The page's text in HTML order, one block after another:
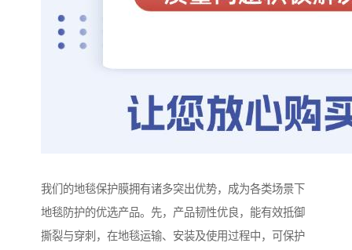
我们的地毯保护膜拥有诸多突出优势，成为各类场景下
地毯防护的优选产品。先，产品韧性优良，能有效抵御
撕裂与穿刺，在地毯运输、安装及使用过程中，可保护